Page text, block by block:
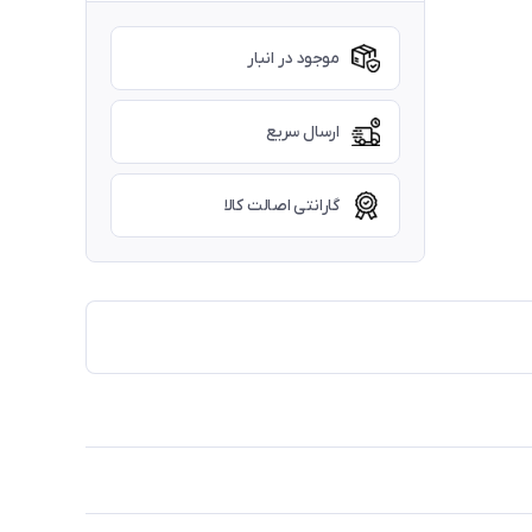
موجود در انبار
ارسال سریع
گارانتی اصالت کالا